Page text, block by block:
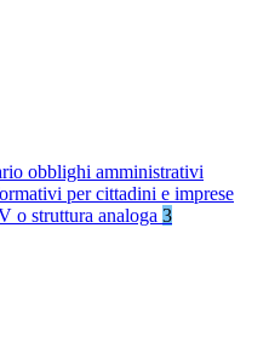
obblighi amministrativi
per cittadini e imprese
o struttura analoga 3